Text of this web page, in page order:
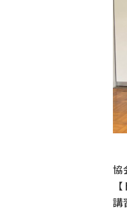
協
講